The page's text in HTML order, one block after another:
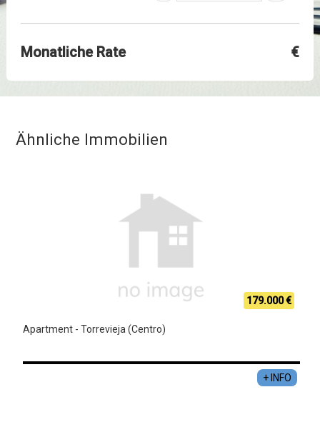
Monatliche Rate €
Ähnliche Immobilien
179.000 €
Apartment - Torrevieja (Centro)
+ INFO